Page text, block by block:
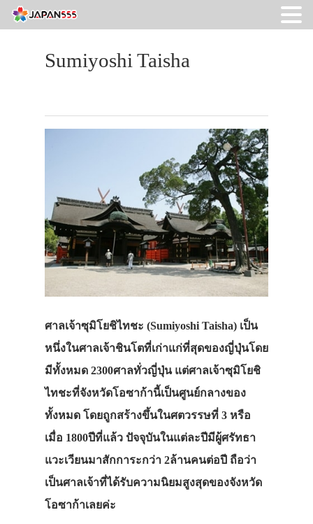
Sumiyoshi Taisha
ศาลเจ้าซุมิโยชิไทชะ (Sumiyoshi Taisha) เป็น
หนึ่งในศาลเจ้าชินโตที่เก่าแก่ที่สุดของญี่ปุ่นโดย
มีทั้งหมด 2300ศาลทั่วญี่ปุ่น แต่ศาลเจ้าซุมิโยชิ
ไทชะที่จังหวัดโอซาก้านี้เป็นศูนย์กลางของ
ทั้งหมด โดยถูกสร้างขึ้นในศตวรรษที่ 3 หรือ
เมื่อ 1800ปีที่แล้ว ปัจจุบันในแต่ละปีมีผู้ศรัทธา
แวะเวียนมาสักการะกว่า 2ล้านคนต่อปี ถือว่า
เป็นศาลเจ้าที่ได้รับความนิยมสูงสุดของจังหวัด
โอซาก้าเลยค่ะ